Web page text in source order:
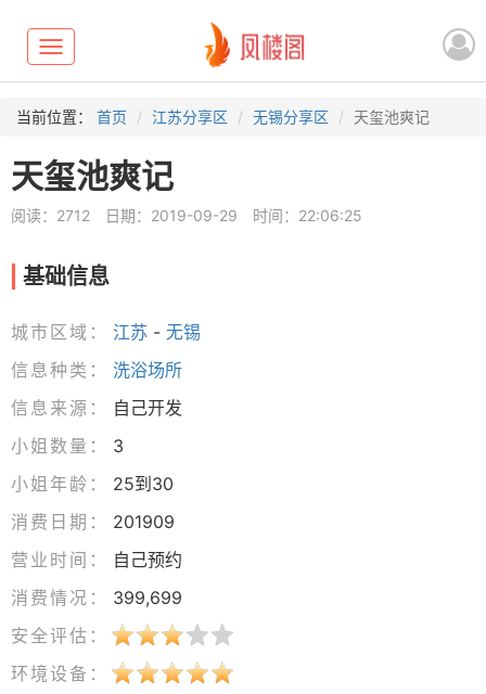
Toggle
navigation
当前位置： 首页 江苏分享区 无锡分享区 天玺池爽记
天玺池爽记
阅读：2712 日期：2019-09-29 时间：22:06:25
基础信息
城市区域： 江苏 - 无锡
信息种类：
洗浴场所
信息来源：
自己开发
小姐数量：
3
小姐年龄：
25到30
消费日期：
201909
营业时间：
自己预约
消费情况：
399,699
安全评估：
环境设备：